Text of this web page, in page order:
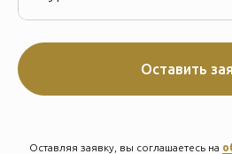
Оставить
Оставляя заявку, вы соглашаетесь на